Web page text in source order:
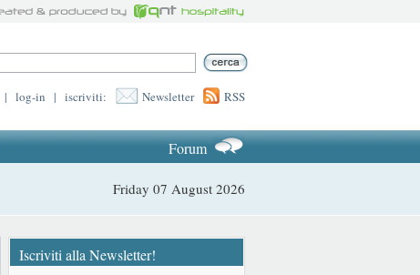
| log-in | iscriviti: Newsletter RSS
Forum
Friday 07 August 2026
Iscriviti alla Newsletter!